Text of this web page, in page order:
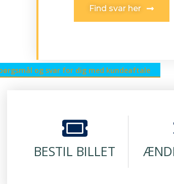
Find svar her
og svar for dig med kundeaftale
BESTIL BILLET